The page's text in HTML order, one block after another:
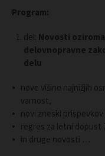
Program:
del: Novosti
delovnopravne
delu
nove višine najnižjih
varnost,
novi zneski
regres za letni dopust
in druge novosti …